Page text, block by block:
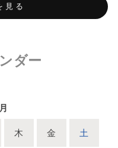
見る
ダー
木 金 土